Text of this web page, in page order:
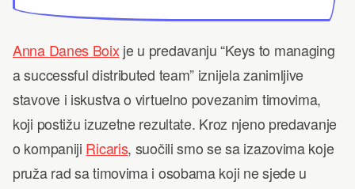
Anna Danes Boixje u predavanju “Keys to managing
a successful distributed team” iznijela zanimljive
stavove i iskustva o virtuelno povezanim timovima,
koji postižu izuzetne rezultate. Kroz njeno predavanje
o kompaniji Ricaris, suočili smo se sa izazovima koje
pruža rad sa timovima i osobama koji ne sjede u